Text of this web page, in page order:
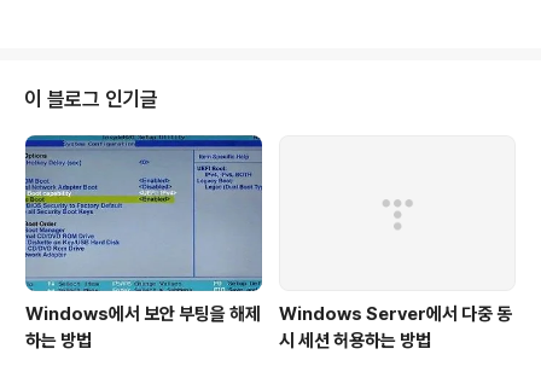
이 블로그 인기글
Windows에서 보안 부팅을 해제
하는 방법
Windows Server에서 다중 동
시 세션 허용하는 방법